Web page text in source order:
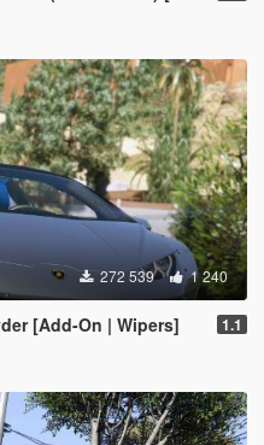
272 539 1 240
[Add-On | Wipers] 1.1